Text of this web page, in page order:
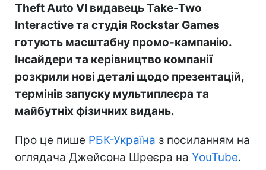
Theft Auto VI видавець Take-Two
Interactive та студія Rockstar Games
готують масштабну промо-кампанію.
Інсайдери та керівництво компанії
розкрили нові деталі щодо презентацій,
термінів запуску мультиплеєра та
майбутніх фізичних видань.
Про це пише РБК-Україна з посиланням на
оглядача Джейсона Шреєра на YouTube.